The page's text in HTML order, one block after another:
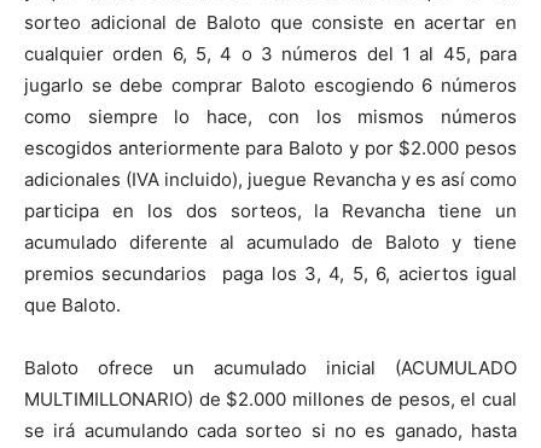
sorteo adicional de Baloto que consiste en acertar en
cualquier orden 6, 5, 4 o 3 números del 1 al 45, para
jugarlo se debe comprar Baloto escogiendo 6 números
como siempre lo hace, con los mismos números
escogidos anteriormente para Baloto y por $2.000 pesos
adicionales (IVA incluido), juegue Revancha y es así como
participa en los dos sorteos, la Revancha tiene un
acumulado diferente al acumulado de Baloto y tiene
premios secundarios paga los 3, 4, 5, 6, aciertos igual
que Baloto.
Baloto ofrece un acumulado inicial (ACUMULADO
MULTIMILLONARIO) de $2.000 millones de pesos, el cual
se irá acumulando cada sorteo si no es ganado, hasta